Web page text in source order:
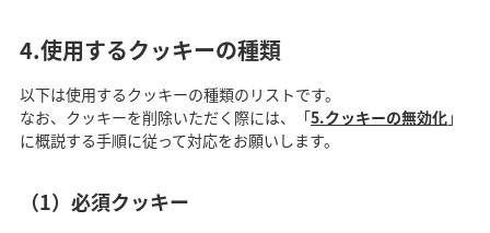
4.使用するクッキーの種類
以下は使用するクッキーの種類のリストです。
なお、クッキーを削除いただく際には、「5.クッキーの無効化」
に概説する手順に従って対応をお願いします。
（1）必須クッキー